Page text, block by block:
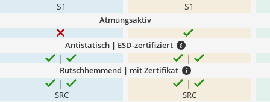
S1 S1
Atmungsaktiv
Antistatisch | ESD-zertifiziert
Rutschhemmend | mit Zertifikat
SRC SRC